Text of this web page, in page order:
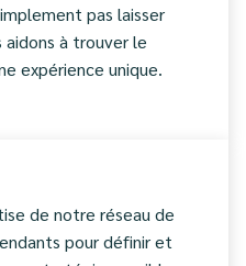
pas laisser
aidons à trouver le
expérience unique.
de notre réseau de
pour définir et